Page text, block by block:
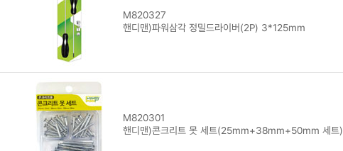
M820327
핸디맨)파워삼각 정밀드라이버(2P) 3*125mm
M820301
핸디맨)콘크리트 못 세트(25mm+38mm+50mm 세트)